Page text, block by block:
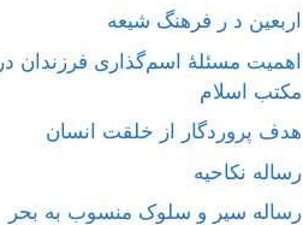
اربعین د ر فرهنگ شیعه
اهمیت مسئلۀ اسم‌گذارى فرزندان در
مكتب اسلام
هدف پروردگار از خلقت انسان
رساله نکاحیه
رساله سیر و سلوک منسوب به بحر